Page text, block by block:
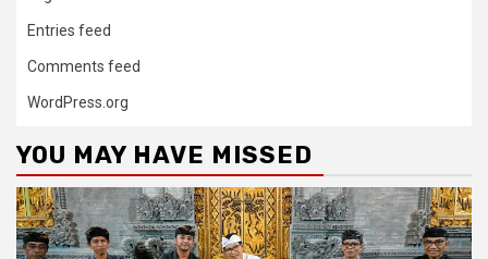
Entries feed
Comments feed
WordPress.org
YOU MAY HAVE MISSED